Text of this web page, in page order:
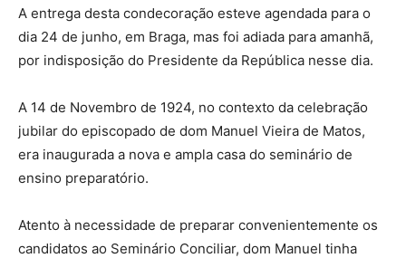
A entrega desta condecoração esteve agendada para o
dia 24 de junho, em Braga, mas foi adiada para amanhã,
por indisposição do Presidente da República nesse dia.
A 14 de Novembro de 1924, no contexto da celebração
jubilar do episcopado de dom Manuel Vieira de Matos,
era inaugurada a nova e ampla casa do seminário de
ensino preparatório.
Atento à necessidade de preparar convenientemente os
candidatos ao Seminário Conciliar, dom Manuel tinha